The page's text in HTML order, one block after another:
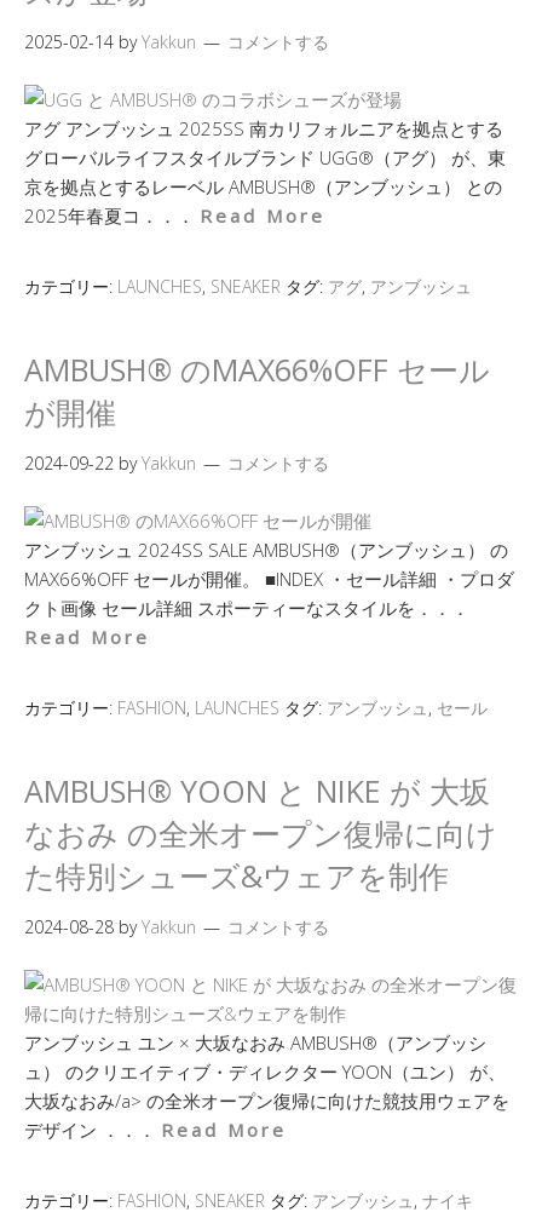
2025-02-14 byYakkun コメントする
アグ アンブッシュ 2025SS 南カリフォルニアを拠点とする
グローバルライフスタイルブランド UGG®（アグ） が、東
京を拠点とするレーベル AMBUSH®（アンブッシュ） との
2025年春夏コ．．． Read More
カテゴリー: LAUNCHES, SNEAKER タグ: アグ, アンブッシュ
AMBUSH® のMAX66%OFF セール
が開催
2024-09-22 byYakkun コメントする
アンブッシュ 2024SS SALE AMBUSH®（アンブッシュ） の
MAX66%OFF セールが開催。 ■INDEX ・セール詳細 ・プロダ
クト画像 セール詳細 スポーティーなスタイルを．．．
Read More
カテゴリー: FASHION, LAUNCHES タグ: アンブッシュ, セール
AMBUSH® YOON と NIKE が 大坂
なおみ の全米オープン復帰に向け
た特別シューズ&ウェアを制作
2024-08-28 byYakkun コメントする
アンブッシュ ユン × 大坂なおみ AMBUSH®（アンブッシ
ュ） のクリエイティブ・ディレクター YOON（ユン） が、
大坂なおみ/a> の全米オープン復帰に向けた競技用ウェアを
デザイン ．．． Read More
カテゴリー: FASHION, SNEAKER タグ: アンブッシュ, ナイキ